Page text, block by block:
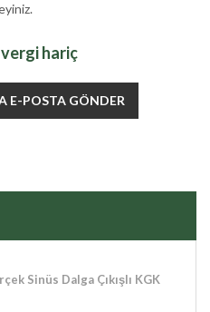
hariç
Sinüs Dalga Çıkışlı KGK